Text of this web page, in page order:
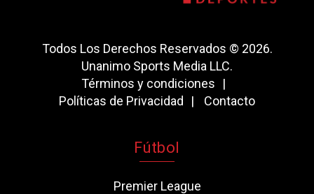
Todos Los Derechos Reservados © 2026.
Unanimo Sports Media LLC.
Términos y condiciones
Políticas de Privacidad
Contacto
Fútbol
Premier League